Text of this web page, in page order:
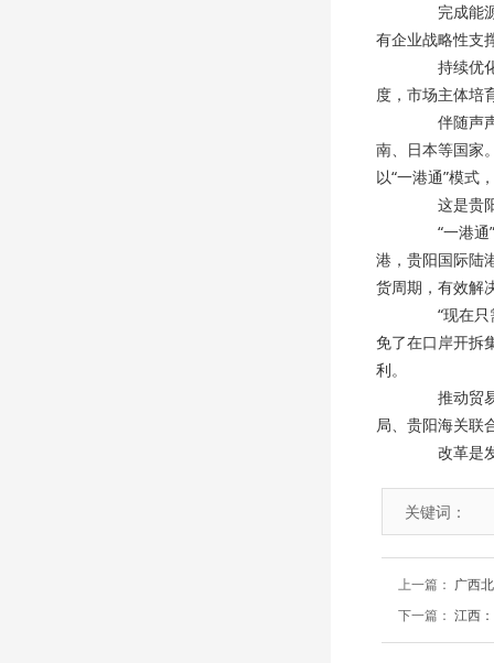
完成能源
有企业战略性支
持续优化
度，市场主体培
伴随声声
南、日本等国家
以“一港通”模式
这是贵阳
“一港通”
港，贵阳国际陆
货周期，有效解
“现在只
免了在口岸开拆
利。
推动贸易
局、贵阳海关联
改革是发
关键词：
上一篇： 广西
下一篇： 江西